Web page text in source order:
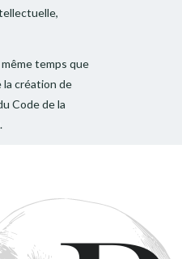
temps que
la création de
Code de la